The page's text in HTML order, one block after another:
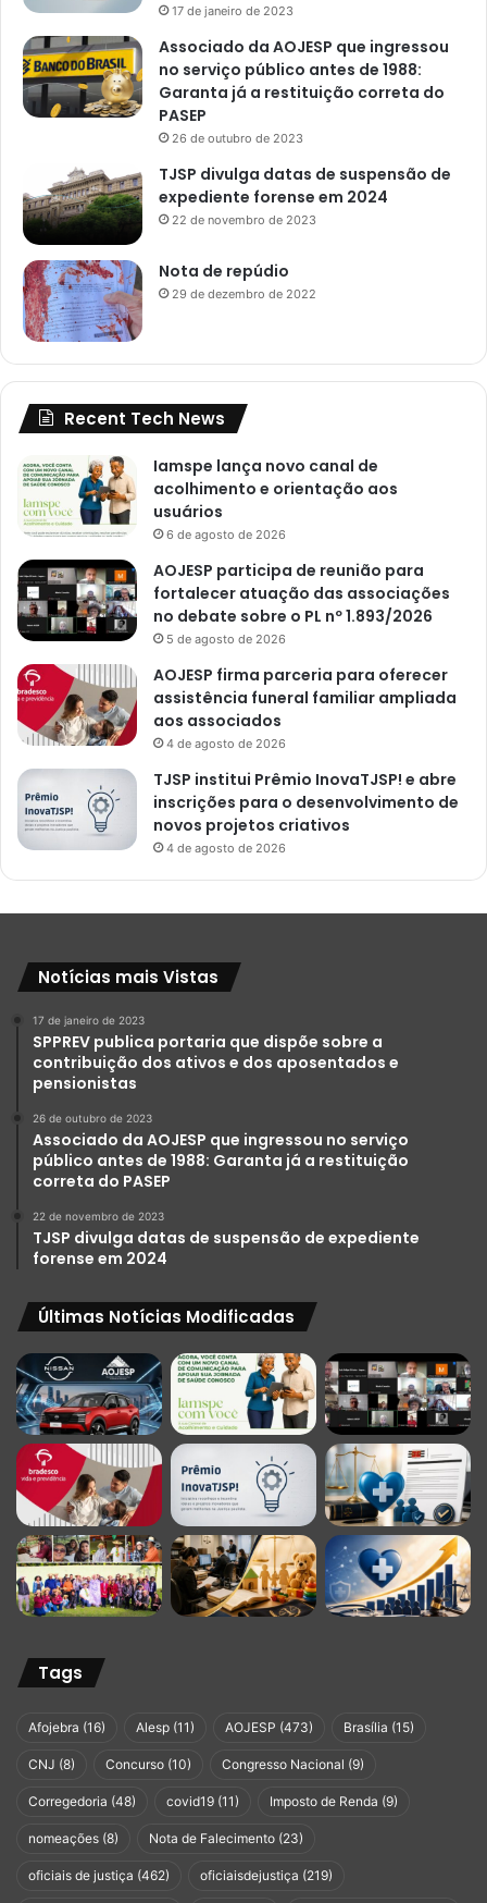
17 de janeiro de 2023
Associado da AOJESP que ingressou
no serviço público antes de 1988:
Garanta já a restituição correta do
PASEP
26 de outubro de 2023
TJSP divulga datas de suspensão de
expediente forense em 2024
22 de novembro de 2023
Nota de repúdio
29 de dezembro de 2022
Recent Tech News
Iamspe lança novo canal de
acolhimento e orientação aos
usuários
6 de agosto de 2026
AOJESP participa de reunião para
fortalecer atuação das associações
no debate sobre o PL nº 1.893/2026
5 de agosto de 2026
AOJESP firma parceria para oferecer
assistência funeral familiar ampliada
aos associados
4 de agosto de 2026
TJSP institui Prêmio InovaTJSP! e abre
inscrições para o desenvolvimento de
novos projetos criativos
4 de agosto de 2026
Notícias mais Vistas
17 de janeiro de 2023
SPPREV publica portaria que dispõe sobre a
contribuição dos ativos e dos aposentados e
pensionistas
26 de outubro de 2023
Associado da AOJESP que ingressou no serviço
público antes de 1988: Garanta já a restituição
correta do PASEP
22 de novembro de 2023
TJSP divulga datas de suspensão de expediente
forense em 2024
Últimas Notícias Modificadas
Tags
Afojebra (16) Alesp (11) AOJESP (473) Brasília (15)
CNJ (8) Concurso (10) Congresso Nacional (9)
Corregedoria (48) covid19 (11) Imposto de Renda (9)
nomeações (8) Nota de Falecimento (23)
oficiais de justiça (462) oficiaisdejustiça (219)